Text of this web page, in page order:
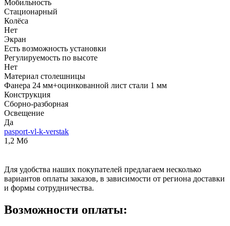
Мобильность
Стационарный
Колёса
Нет
Экран
Есть возможность установки
Регулируемость по высоте
Нет
Материал столешницы
Фанера 24 мм+оцинкованной лист стали 1 мм
Конструкция
Сборно-разборная
Освещение
Да
pasport-vl-k-verstak
1,2 Мб
Для удобства наших покупателей предлагаем несколько
вариантов оплаты заказов, в зависимости от региона доставки
и формы сотрудничества.
Возможности оплаты: